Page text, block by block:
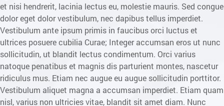
et nisi hendrerit, lacinia lectus eu, molestie mauris. Sed congue
dolor eget dolor vestibulum, nec dapibus tellus imperdiet.
Vestibulum ante ipsum primis in faucibus orci luctus et
ultrices posuere cubilia Curae; Integer accumsan eros ut nunc
sollicitudin, ut blandit lectus condimentum. Orci varius
natoque penatibus et magnis dis parturient montes, nascetur
ridiculus mus. Etiam nec augue eu augue sollicitudin porttitor.
Vestibulum aliquet magna a accumsan imperdiet. Etiam quam
nisl, varius non ultricies vitae, blandit sit amet diam. Nunc